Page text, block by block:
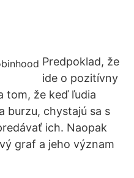
Predpoklad, že
ide o pozitívny
tom, že keď ľudia
burzu, chystajú sa s
ich. Naopak
graf a jeho význam